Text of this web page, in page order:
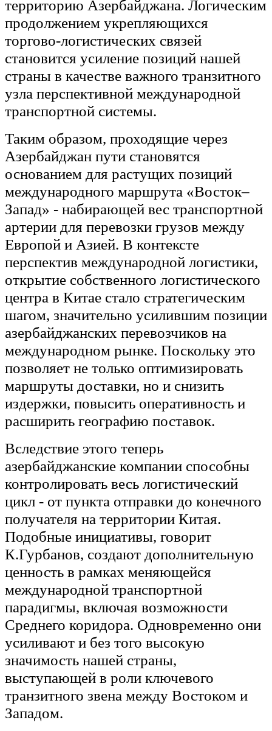
территорию Азербайджана. Логическим
продолжением укрепляющихся
торгово-логистических связей
становится усиление позиций нашей
страны в качестве важного транзитного
узла перспективной международной
транспортной системы.
Таким образом, проходящие через
Азербайджан пути становятся
основанием для растущих позиций
международного маршрута «Восток–
Запад» - набирающей вес транспортной
артерии для перевозки грузов между
Европой и Азией. В контексте
перспектив международной логистики,
открытие собственного логистического
центра в Китае стало стратегическим
шагом, значительно усилившим позиции
азербайджанских перевозчиков на
международном рынке. Поскольку это
позволяет не только оптимизировать
маршруты доставки, но и снизить
издержки, повысить оперативность и
расширить географию поставок.
Вследствие этого теперь
азербайджанские компании способны
контролировать весь логистический
цикл - от пункта отправки до конечного
получателя на территории Китая.
Подобные инициативы, говорит
К.Гурбанов, создают дополнительную
ценность в рамках меняющейся
международной транспортной
парадигмы, включая возможности
Среднего коридора. Одновременно они
усиливают и без того высокую
значимость нашей страны,
выступающей в роли ключевого
транзитного звена между Востоком и
Западом.